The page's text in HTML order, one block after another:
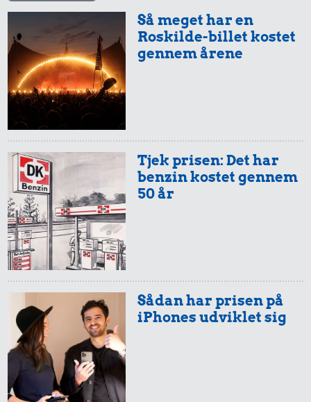
Så meget har en
Roskilde-billet kostet
gennem årene
Tjek prisen: Det har
benzin kostet gennem
50 år
Sådan har prisen på
iPhones udviklet sig